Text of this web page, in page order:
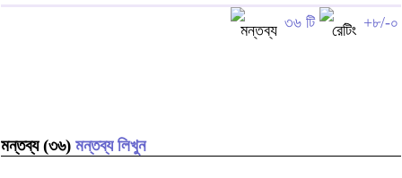
৩৬ টি +৮/-০
মন্তব্য (৩৬) মন্তব্য লিখুন